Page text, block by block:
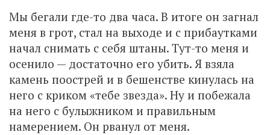
Мы бегали где-то два часа. В итоге он загнал
меня в грот, стал на выходе и с прибаутками
начал снимать с себя штаны. Тут-то меня и
осенило — достаточно его убить. Я взяла
камень поострей и в бешенстве кинулась на
него с криком «тебе звезда». Ну и побежала
на него с булыжником и правильным
намерением. Он рванул от меня.